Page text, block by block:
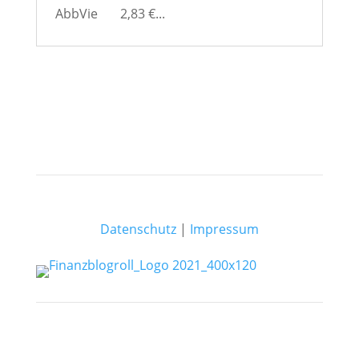
AbbVie 2,83 €...
Datenschutz| Impressum